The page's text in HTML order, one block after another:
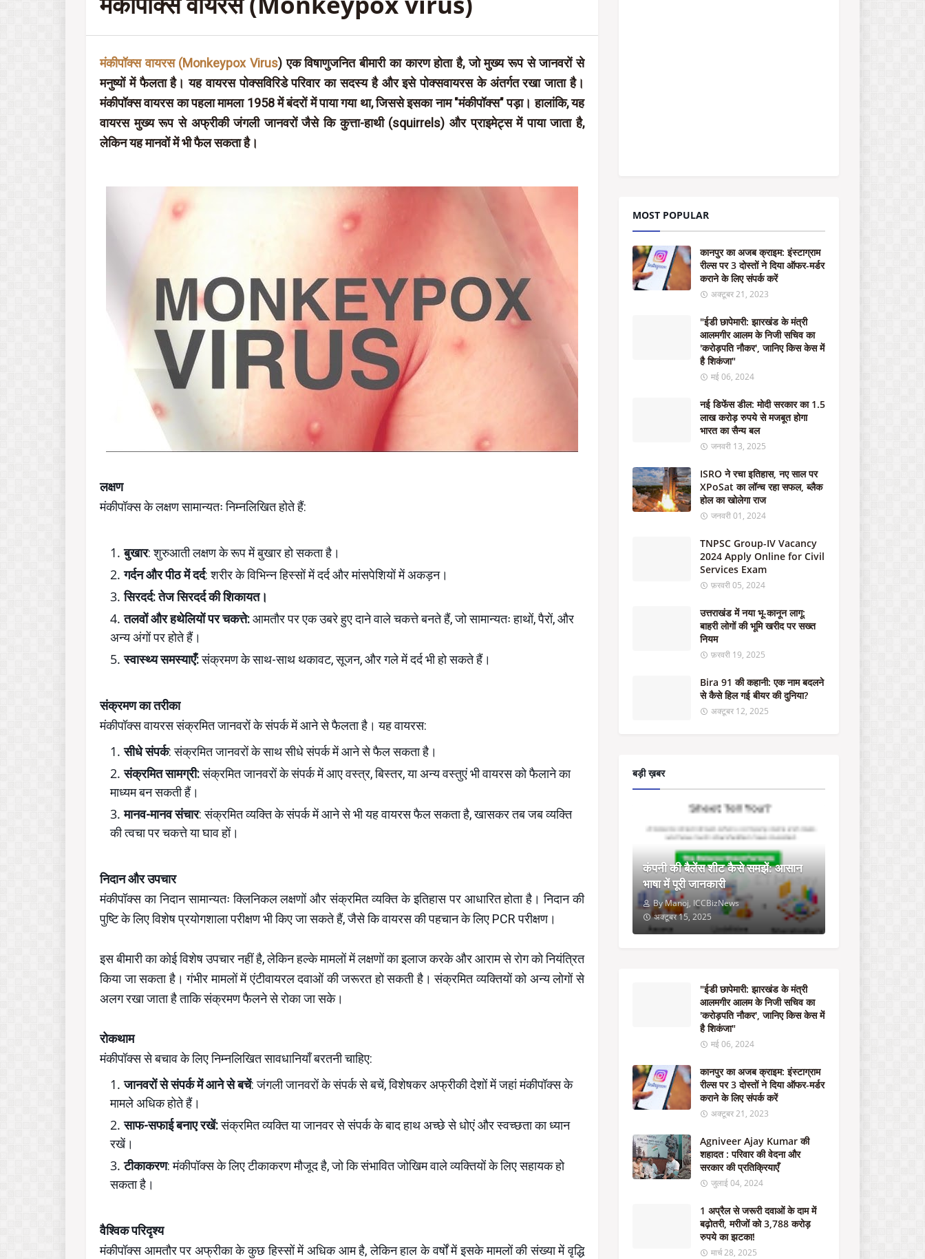
मंकीपॉक्स वायरस (Monkeypox Virus) एक विषाणुजनित बीमारी का कारण होता है, जो मुख्य रूप से जानवरों से
मनुष्यों में फैलता है। यह वायरस पोक्सविरिडे परिवार का सदस्य है और इसे पोक्सवायरस के अंतर्गत रखा जाता है।
मंकीपॉक्स वायरस का पहला मामला 1958 में बंदरों में पाया गया था, जिससे इसका नाम "मंकीपॉक्स" पड़ा। हालांकि, यह
वायरस मुख्य रूप से अफ्रीकी जंगली जानवरों जैसे कि कुत्ता-हाथी (squirrels) और प्राइमेट्स में पाया जाता है,
लेकिन यह मानवों में भी फैल सकता है।
लक्षण
मंकीपॉक्स के लक्षण सामान्यतः निम्नलिखित होते हैं:
बुखार: शुरुआती लक्षण के रूप में बुखार हो सकता है।
गर्दन और पीठ में दर्द: शरीर के विभिन्न हिस्सों में दर्द और मांसपेशियों में अकड़न।
सिरदर्द: तेज सिरदर्द की शिकायत।
तलवों और हथेलियों पर चकत्ते:आमतौर पर एक उबरे हुए दाने वाले चकत्ते बनते हैं, जो सामान्यतः हाथों, पैरों, और
अन्य अंगों पर होते हैं।
स्वास्थ्य समस्याएँ:संक्रमण के साथ-साथ थकावट, सूजन, और गले में दर्द भी हो सकते हैं।
संक्रमण का तरीका
मंकीपॉक्स वायरस संक्रमित जानवरों के संपर्क में आने से फैलता है। यह वायरस:
सीधे संपर्क: संक्रमित जानवरों के साथ सीधे संपर्क में आने से फैल सकता है।
संक्रमित सामग्री:संक्रमित जानवरों के संपर्क में आए वस्त्र, बिस्तर, या अन्य वस्तुएं भी वायरस को फैलाने का
माध्यम बन सकती हैं।
मानव-मानव संचार: संक्रमित व्यक्ति के संपर्क में आने से भी यह वायरस फैल सकता है, खासकर तब जब व्यक्ति
की त्वचा पर चकत्ते या घाव हों।
निदान और उपचार
मंकीपॉक्स का निदान सामान्यतः क्लिनिकल लक्षणों और संक्रमित व्यक्ति के इतिहास पर आधारित होता है। निदान की
पुष्टि के लिए विशेष प्रयोगशाला परीक्षण भी किए जा सकते हैं, जैसे कि वायरस की पहचान के लिए PCR परीक्षण।
इस बीमारी का कोई विशेष उपचार नहीं है, लेकिन हल्के मामलों में लक्षणों का इलाज करके और आराम से रोग को नियंत्रित
किया जा सकता है। गंभीर मामलों में एंटीवायरल दवाओं की जरूरत हो सकती है। संक्रमित व्यक्तियों को अन्य लोगों से
अलग रखा जाता है ताकि संक्रमण फैलने से रोका जा सके।
रोकथाम
मंकीपॉक्स से बचाव के लिए निम्नलिखित सावधानियाँ बरतनी चाहिए:
जानवरों से संपर्क में आने से बचें: जंगली जानवरों के संपर्क से बचें, विशेषकर अफ्रीकी देशों में जहां मंकीपॉक्स के
मामले अधिक होते हैं।
साफ-सफाई बनाए रखें:संक्रमित व्यक्ति या जानवर से संपर्क के बाद हाथ अच्छे से धोएं और स्वच्छता का ध्यान
रखें।
टीकाकरण: मंकीपॉक्स के लिए टीकाकरण मौजूद है, जो कि संभावित जोखिम वाले व्यक्तियों के लिए सहायक हो
सकता है।
वैश्विक परिदृश्य
मंकीपॉक्स आमतौर पर अफ्रीका के कुछ हिस्सों में अधिक आम है, लेकिन हाल के वर्षों में इसके मामलों की संख्या में वृद्धि
प
र
दो
स्तों
ने
दि
लि
ए
सं
प
र्क
ल
गी
र
आ
ल
म
के
नि
प
ति
नौ
क
'
,
जा
नि
MOST POPULAR
कानपुर का अजब क्राइम: इंस्टाग्राम
रील्स पर 3 दोस्तों ने दिया ऑफर-मर्डर
कराने के लिए संपर्क करें
अक्टूबर 21, 2023
"ईडी छापेमारी: झारखंड के मंत्री
आलमगीर आलम के निजी सचिव का
'करोड़पति नौकर', जानिए किस केस में
है शिकंजा"
मई 06, 2024
नई डिफेंस डील: मोदी सरकार का 1.5
लाख करोड़ रुपये से मजबूत होगा
भारत का सैन्य बल
जनवरी 13, 2025
ISRO ने रचा इतिहास, नए साल पर
XPoSat का लॉन्च रहा सफल, ब्लैक
होल का खोलेगा राज
जनवरी 01, 2024
TNPSC Group-IV Vacancy
2024 Apply Online for Civil
Services Exam
फ़रवरी 05, 2024
उत्तराखंड में नया भू-कानून लागू:
बाहरी लोगों की भूमि खरीद पर सख्त
नियम
फ़रवरी 19, 2025
Bira 91 की कहानी: एक नाम बदलने
से कैसे हिल गई बीयर की दुनिया?
अक्टूबर 12, 2025
बड़ी ख़बर
कंपनी की बैलेंस शीट कैसे समझें: आसान
भाषा में पूरी जानकारी
By Manoj, ICCBizNews
अक्टूबर 15, 2025
"ईडी छापेमारी: झारखंड के मंत्री
आलमगीर आलम के निजी सचिव का
'करोड़पति नौकर', जानिए किस केस में
है शिकंजा"
मई 06, 2024
कानपुर का अजब क्राइम: इंस्टाग्राम
रील्स पर 3 दोस्तों ने दिया ऑफर-मर्डर
कराने के लिए संपर्क करें
अक्टूबर 21, 2023
Agniveer Ajay Kumar की
शहादत : परिवार की वेदना और
सरकार की प्रतिक्रियाएँ
जुलाई 04, 2024
1 अप्रैल से जरूरी दवाओं के दाम में
बढ़ोतरी, मरीजों को 3,788 करोड़
रुपये का झटका!
मार्च 28, 2025